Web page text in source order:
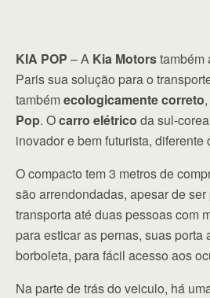
KIA POP – A Kia Motorstambém
Paris sua solução para o
tambémecologicamente correto
Pop. Ocarro elétrico da sul-
inovador e bem futurista, diferente
O compacto tem 3 metros de
são arrendondadas, apesar de
transporta até duas pessoas com
para esticar as pernas, suas porta
borboleta, para fácil acesso aos
Na parte de trás do veiculo, há